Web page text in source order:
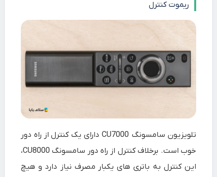
ریموت کنترل
تلویزیون سامسونگ CU7000 دارای یک کنترل از راه دور
خوب است. برخلاف کنترل از راه دور سامسونگ CU8000،
این کنترل به باتری های یکبار مصرف نیاز دارد و هیچ